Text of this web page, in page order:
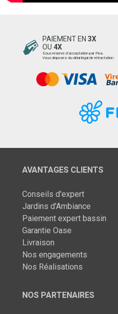
PAIEMENT EN 3X
OU 4X
Sous réserve d’acceptation par Floa.
Vous disposez du délai légal de rétractation
AVANTAGES CLIENTS
Conseils d'expert
Jardins d'Ambiance
Paiement expert bassin
Garantie Oase
Livraison
Nos engagements
Nos Réalisations
NOS PARTENAIRES